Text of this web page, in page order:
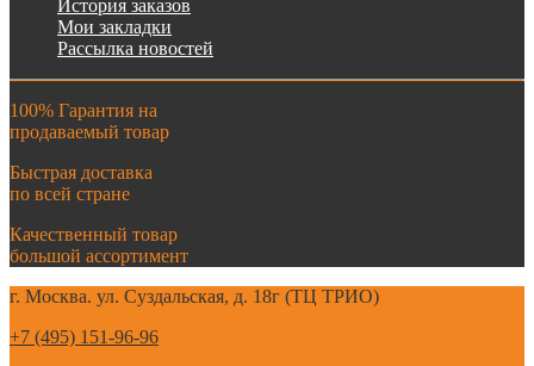
История заказов
Мои закладки
Рассылка новостей
100% Гарантия на
продаваемый товар
Быстрая доставка
по всей стране
Качественный товар
большой ассортимент
г. Москва. ул. Суздальская, д. 18г (ТЦ ТРИО)
+7 (495) 151-96-96